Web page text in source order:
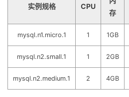
实例规格 CPU
存
mysql.n1.micro.1 1 1GB
mysql.n2.small.1 1 2GB
mysql.n2.medium.1 2 4GB